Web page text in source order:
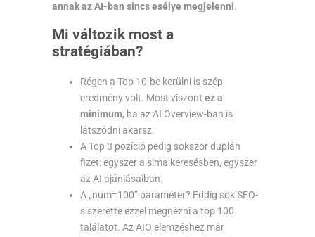
annak az AI-ban sincs esélye megjelenni.
Mi változik most a
stratégiában?
Régen a Top 10-be kerülni is szép
eredmény volt. Most viszont ez a
minimum, ha az AI Overview-ban is
látszódni akarsz.
A Top 3 pozíció pedig sokszor duplán
fizet: egyszer a sima keresésben, egyszer
az AI ajánlásaiban.
A „num=100” paraméter? Eddig sok SEO-
s szerette ezzel megnézni a top 100
találatot. Az AIO elemzéshez már